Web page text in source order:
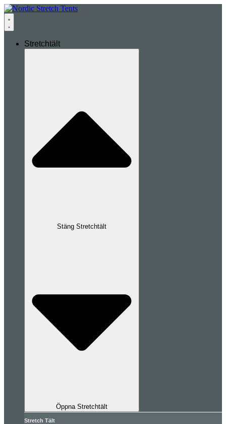
Stretchtält
Stäng Stretchtält
Öppna Stretchtält
Stretch Tält